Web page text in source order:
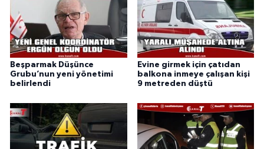
Beşparmak Düşünce
Grubu’nun yeni yönetimi
belirlendi
Evine girmek için çatıdan
balkona inmeye çalışan kişi
9 metreden düştü